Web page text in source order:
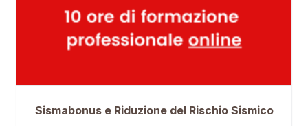
Sismabonus e Riduzione del Rischio Sismico